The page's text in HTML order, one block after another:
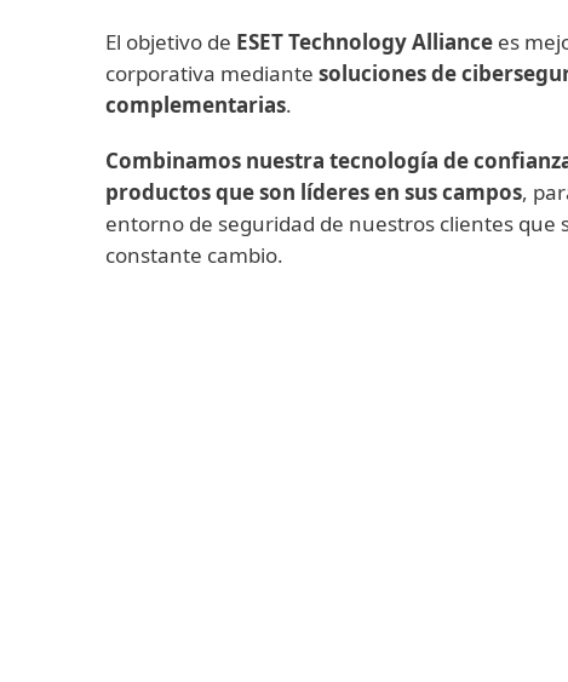
El objetivo de ESET Technology Alliance es
corporativa mediante soluciones de
complementarias.
Combinamos nuestra tecnología de
productos que son líderes en sus campos,
entorno de seguridad de nuestros clientes que
constante cambio.